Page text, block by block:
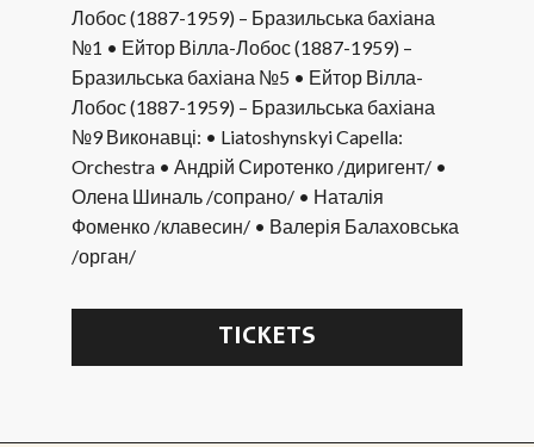
Лобос (1887-1959) – Бразильська бахіана
№1 • Ейтор Вілла-Лобос (1887-1959) –
Бразильська бахіана №5 • Ейтор Вілла-
Лобос (1887-1959) – Бразильська бахіана
№9 Виконавці: • Liatoshynskyi Capella:
Orchestra • Андрій Сиротенко /диригент/ •
Олена Шиналь /сопрано/ • Наталія
Фоменко /клавесин/ • Валерія Балаховська
/орган/
TICKETS